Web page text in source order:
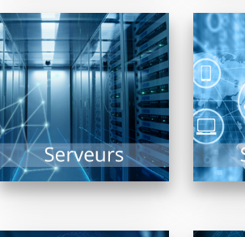
Collectivités, TPE, PME,
ou de taille plus
conséquente, le(s)
serveur(s) reste(nt)
dans tous les cas le...
EN SAVOIR PLUS